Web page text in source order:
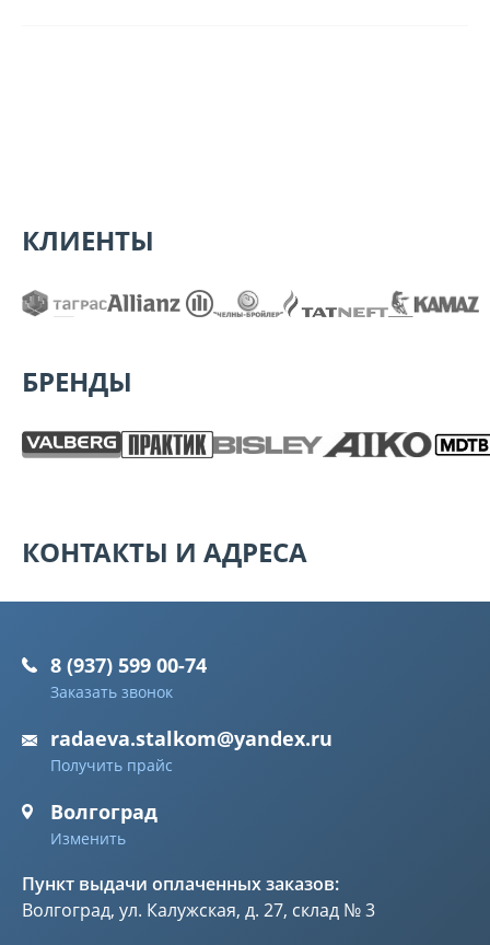
КЛИЕНТЫ
БРЕНДЫ
КОНТАКТЫ И АДРЕСА
8 (937) 599 00-74
Заказать звонок
radaeva.stalkom@yandex.ru
Получить прайс
Волгоград
Изменить
Пункт выдачи оплаченных заказов:
Волгоград, ул. Калужская, д. 27, склад № 3